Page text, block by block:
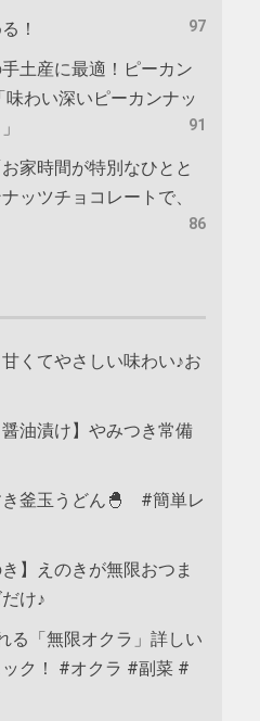
！ 97
土産に最適！ピーカン
わい深いピーカンナッ
91
家時間が特別なひとと
ッツチョコレートで、
86
くてやさしい味わい♪お
醤油漬け】やみつき常備
き釜玉うどん🐣 #簡単レ
】えのきが無限おつま
け♪
る「無限オクラ」詳しい
ク！ #オクラ #副菜 #